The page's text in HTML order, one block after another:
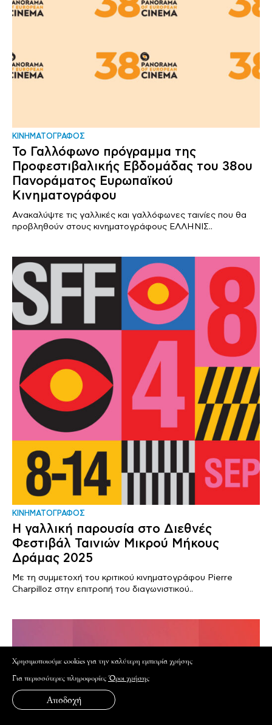
ΚΙΝΗΜΑΤΟΓΡΑΦΟΣ
Το Γαλλόφωνο πρόγραμμα της
Προφεστιβαλικής Εβδομάδας του 38ου
Πανοράματος Ευρωπαϊκού
Κινηματογράφου
Ανακαλύψτε τις γαλλικές και γαλλόφωνες ταινίες που θα
προβληθούν στους κινηματογράφους ΕΛΛΗΝΙΣ..
ΚΙΝΗΜΑΤΟΓΡΑΦΟΣ
Η γαλλική παρουσία στο Διεθνές
Φεστιβάλ Ταινιών Μικρού Μήκους
Δράμας 2025
Με τη συμμετοχή του κριτικού κινηματογράφου Pierre
Charpilloz στην επιτροπή του διαγωνιστικού..
Xρησιμοποιούμε cookies για την καλύτερη εμπειρία χρήσης
Για περισσότερες πληροφορίεςΌροι χρήσης
Αποδοχή